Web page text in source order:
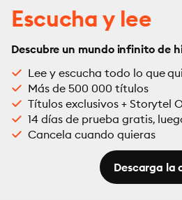
Escucha y lee
Descubre un mundo infinito de
Lee y escucha todo lo que
Más de 500 000 títulos
Títulos exclusivos + Storytel
14 días de prueba gratis,
Cancela cuando quieras
Descarga la